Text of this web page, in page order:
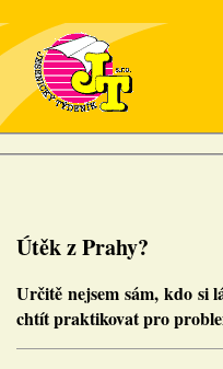
Útěk z Prahy?
Určitě nejsem sám, kdo si
chtít praktikovat pro